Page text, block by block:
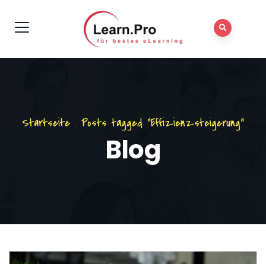
Startseite . Posts tagged "Effizienzsteigerung"
Blog